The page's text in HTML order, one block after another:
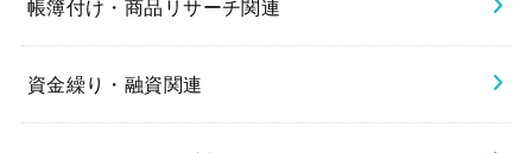
帳簿付け・商品リサーチ関連
資金繰り・融資関連